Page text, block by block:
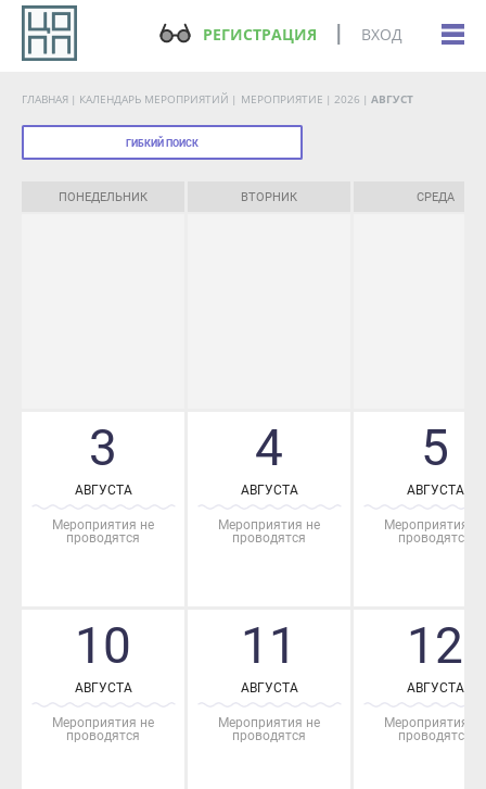
РЕГИСТРАЦИЯ ВХОД
ГЛАВНАЯ КАЛЕНДАРЬ МЕРОПРИЯТИЙ МЕРОПРИЯТИЕ 2026 АВГУСТ
ГИБКИЙ ПОИСК
ПОНЕДЕЛЬНИК ВТОРНИК СРЕДА
3
Мероприятия не
проводятся
4
Мероприятия не
проводятся
5
Мероприятия не
проводятся
10
Мероприятия не
проводятся
11
Мероприятия не
проводятся
12
Мероприятия не
проводятся